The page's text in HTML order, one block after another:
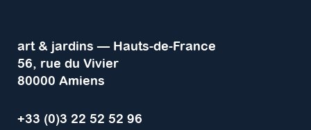
art & jardins — Hauts-de-France
56, rue du Vivier
80000 Amiens
+33 (0)3 22 52 52 96